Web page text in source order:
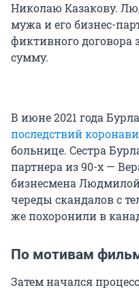
Николаю Казакову.
мужа и его бизнес-
фиктивного
сумму.
В июне 2021 года
последствий
больнице. Сестра
партнера из 90-х —
бизнесмена Людмилой
череды скандалов с
же похоронили в
По мотивам
Затем начался